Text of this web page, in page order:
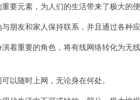
元素，为人们的生活带来了极大的便
友和家人保持联系，并且通过各种应
重要的角色，将有线网络转化为无
随时上网，无论身在何处。